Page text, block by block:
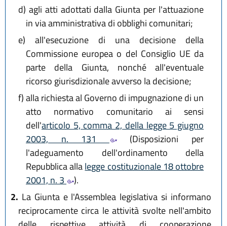
d) agli atti adottati dalla Giunta per l'attuazione
in via amministrativa di obblighi comunitari;
e) all'esecuzione di una decisione della
Commissione europea o del Consiglio UE da
parte della Giunta, nonché all'eventuale
ricorso giurisdizionale avverso la decisione;
f)alla richiesta al Governo di impugnazione di un
atto normativo comunitario ai sensi
dell'articolo 5, comma 2, della legge 5 giugno
2003, n. 131
(Disposizioni per
l'adeguamento dell'ordinamento della
Repubblica allalegge costituzionale 18 ottobre
2001, n. 3
).
2. La Giunta e l'Assemblea legislativa si informano
reciprocamente circa le attività svolte nell'ambito